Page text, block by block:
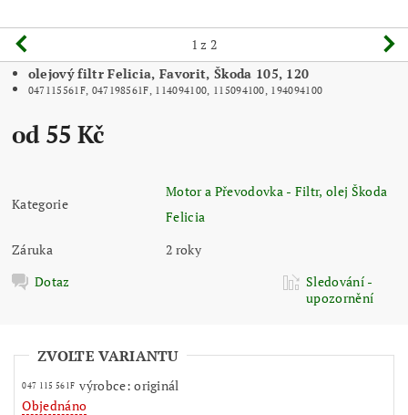
1 z 2
olejový filtr Felicia, Favorit, Škoda 105, 120
047115561F, 047198561F, 114094100, 115094100, 194094100
od 55 Kč
Kategorie
Motor a Převodovka - Filtr, olej Škoda
Felicia
Záruka
2 roky
Dotaz
Sledování -
upozornění
ZVOLTE VARIANTU
047 115 561F výrobce: originál
Objednáno